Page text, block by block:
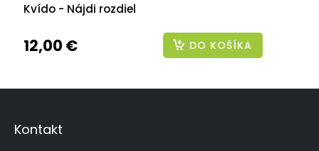
Kvído - Nájdi rozdiel
12,00 € DO KOŠÍKA
Z
Kontakt